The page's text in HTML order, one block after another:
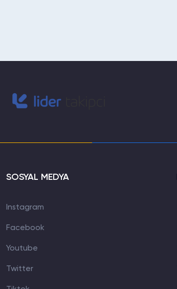
SOSYAL MEDYA
Instagram
Facebook
Youtube
Twitter